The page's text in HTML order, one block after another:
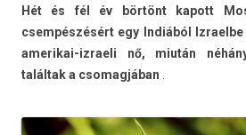
Hét és fél év börtönt kapott
csempészésért egy Indiából
amerikai-izraeli nő, miután
találtak a csomag­jában